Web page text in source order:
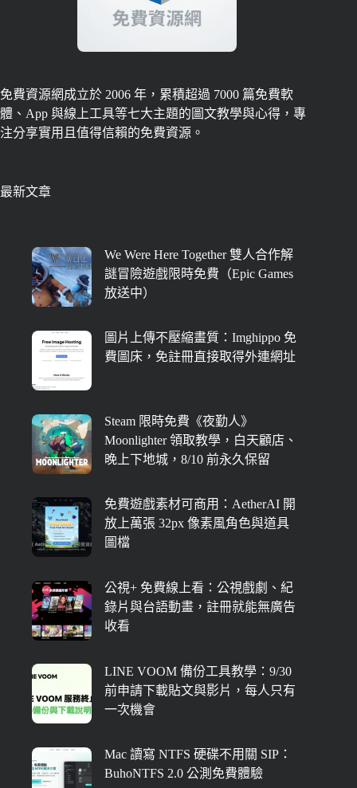
免費資源網成立於 2006 年，累積超過 7000 篇免費軟
體、App 與線上工具等七大主題的圖文教學與心得，專
注分享實用且值得信賴的免費資源。
最新文章
We Were Here Together 雙人合作解
謎冒險遊戲限時免費（Epic Games
放送中）
圖片上傳不壓縮畫質：Imghippo 免
費圖床，免註冊直接取得外連網址
Steam 限時免費《夜勤人》
Moonlighter 領取教學，白天顧店、
晚上下地城，8/10 前永久保留
免費遊戲素材可商用：AetherAI 開
放上萬張 32px 像素風角色與道具
圖檔
公視+ 免費線上看：公視戲劇、紀
錄片與台語動畫，註冊就能無廣告
收看
LINE VOOM 備份工具教學：9/30
前申請下載貼文與影片，每人只有
一次機會
Mac 讀寫 NTFS 硬碟不用關 SIP：
BuhoNTFS 2.0 公測免費體驗